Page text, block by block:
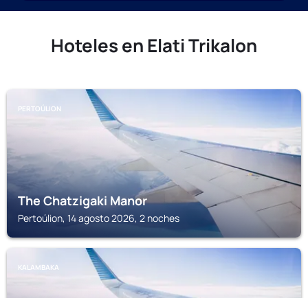
Hoteles en Elati Trikalon
PERTOÚLION
The Chatzigaki Manor
Pertoúlion, 14 agosto 2026, 2 noches
KALAMBAKA